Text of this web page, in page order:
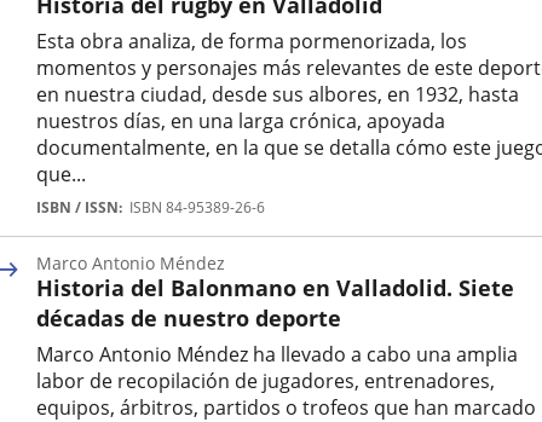
Esta obra analiza, de forma pormenorizada, los
momentos y personajes más relevantes de este
en nuestra ciudad, desde sus albores, en 1932, hasta
nuestros días, en una larga crónica, apoyada
documentalmente, en la que se detalla cómo este
que...
Autor
ISBN / ISSN ISBN 84-95389-26-6
Historia del Balonmano en Valladolid. Siete
décadas de nuestro deporte
Marco Antonio Méndez ha llevado a cabo una amplia
labor de recopilación de jugadores, entrenadores,
equipos, árbitros, partidos o trofeos que han marcado
Marco Antonio Méndez